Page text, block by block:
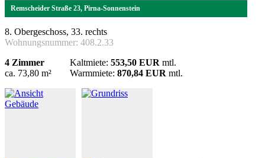
Remscheider Straße 23, Pirna-Sonnenstein
8. Obergeschoss, 33. rechts
Wohnungsnummer: 408.2.33
4 Zimmer
ca. 73,80 m²
Kaltmiete: 553,50 EUR mtl.
Warmmiete: 870,84 EUR mtl.